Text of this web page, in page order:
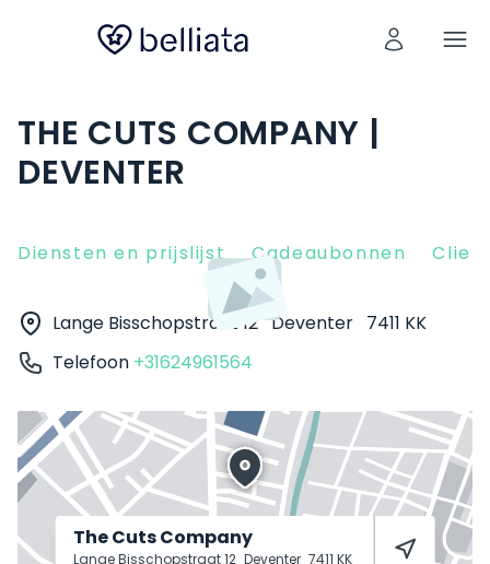
THE CUTS COMPANY |
DEVENTER
Diensten en prijslijst Cadeaubonnen
Lange Bisschopstraat 12 Deventer 7411 KK
Telefoon +31624961564
The Cuts Company
Lange Bisschopstraat 12 Deventer 7411 KK